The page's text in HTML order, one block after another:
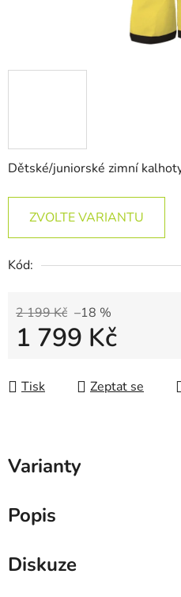
Dětské/juniorské zimní
ZVOLTE VARIANTU
Kód:
2 199 Kč –18 %
1 799 Kč
Tisk
Zeptat se
Varianty
Popis
Diskuze